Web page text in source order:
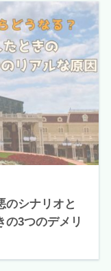
のシナリオと
の3つのデメリ